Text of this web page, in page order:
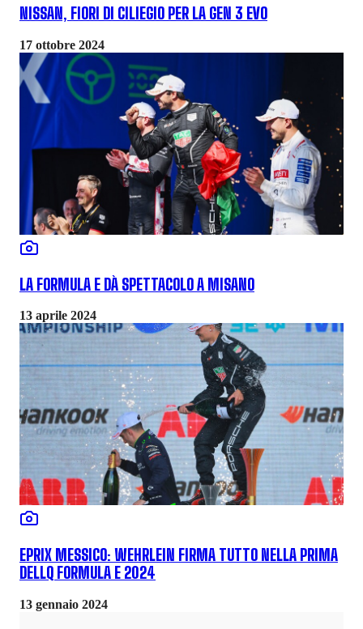
NISSAN, FIORI DI CILIEGIO PER LA GEN 3 EVO
17 ottobre 2024
LA FORMULA E DÀ SPETTACOLO A MISANO
13 aprile 2024
EPRIX MESSICO: WEHRLEIN FIRMA TUTTO NELLA PRIMA
DELLQ FORMULA E 2024
13 gennaio 2024